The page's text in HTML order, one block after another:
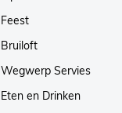
Feest
Bruiloft
Wegwerp Servies
Eten en Drinken